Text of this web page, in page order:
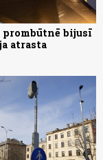
prombūtnē bijusī
atrasta